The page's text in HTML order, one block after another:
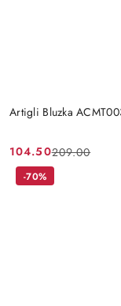
Artigli Bluzka
Cena
promocyjna:
104.50
Cena
przed
209.00
-70%